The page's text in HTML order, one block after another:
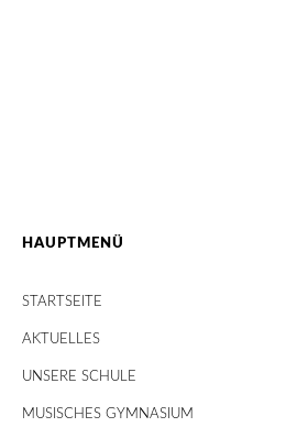
HAUPTMENÜ
STARTSEITE
AKTUELLES
UNSERE SCHULE
MUSISCHES GYMNASIUM